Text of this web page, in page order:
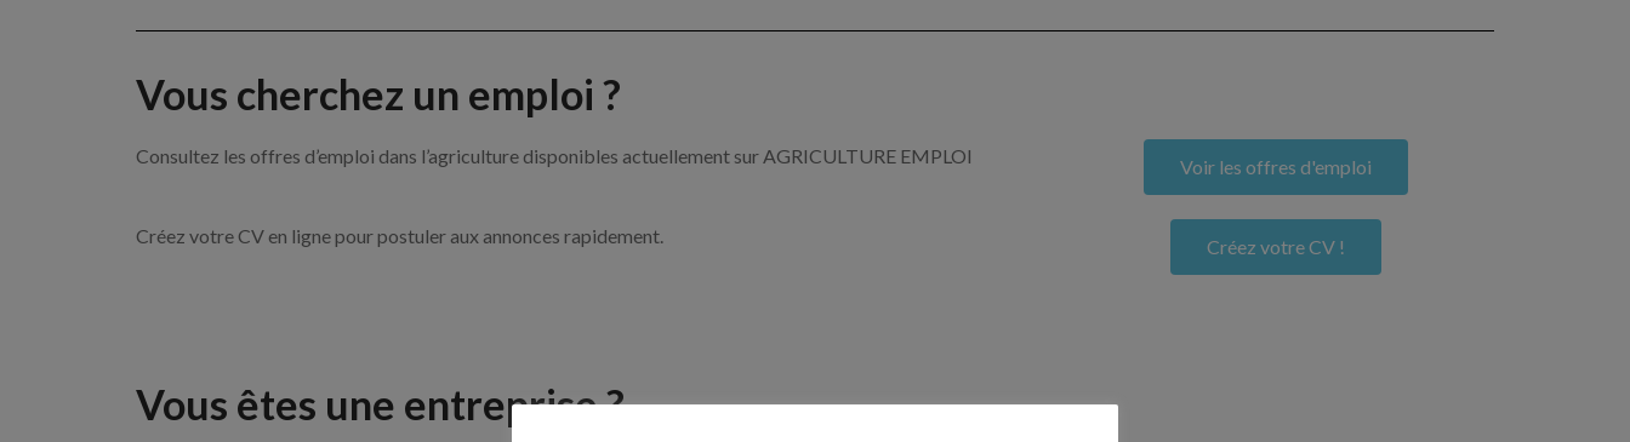
Vous cherchez un emploi ?
Consultez les offres d’emploi dans l’agriculture disponibles actuellement sur AGRICULTURE EMPLOI Voir les offres d'emploi
Créez votre CV en ligne pour postuler aux annonces rapidement. Créez votre CV !
Vous êtes une entreprise ?